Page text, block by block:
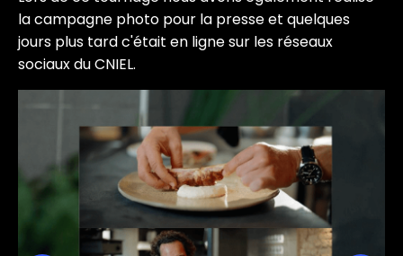
la campagne photo pour la presse et quelques
jours plus tard c'était en ligne sur les réseaux
sociaux du CNIEL.